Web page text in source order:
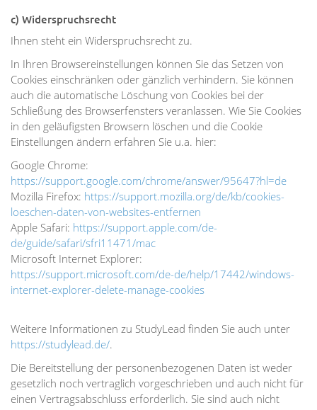
c) Widerspruchsrecht
Ihnen steht ein Widerspruchsrecht zu.
In Ihren Browsereinstellungen können Sie das Setzen von
Cookies einschränken oder gänzlich verhindern. Sie können
auch die automatische Löschung von Cookies bei der
Schließung des Browserfensters veranlassen. Wie Sie Cookies
in den geläufigsten Browsern löschen und die Cookie
Einstellungen ändern erfahren Sie u.a. hier:
Google Chrome:
https://support.google.com/chrome/answer/95647?hl=de
Mozilla Firefox: https://support.mozilla.org/de/kb/cookies-
loeschen-daten-von-websites-entfernen
Apple Safari: https://support.apple.com/de-
de/guide/safari/sfri11471/mac
Microsoft Internet Explorer:
https://support.microsoft.com/de-de/help/17442/windows-
internet-explorer-delete-manage-cookies
Weitere Informationen zu StudyLead finden Sie auch unter
https://studylead.de/.
Die Bereitstellung der personenbezogenen Daten ist weder
gesetzlich noch vertraglich vorgeschrieben und auch nicht für
einen Vertragsabschluss erforderlich. Sie sind auch nicht